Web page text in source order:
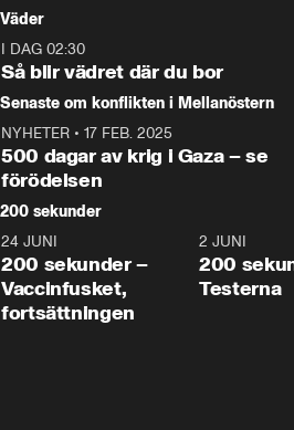
tonårsutvisningarna och hur
Moderaterna ska locka
väljare till valet i höst.
Väder
I DAG 02:30
Så blir vädret där du bor
Senaste om konflikten i Mellanöstern
NYHETER • 17 FEB. 2025
500 dagar av krig i Gaza – se
förödelsen
200 sekunder
5:00
24 JUNI
200 sekunder –
Vaccinfusket,
fortsättningen
2 JUNI
200
Testerna